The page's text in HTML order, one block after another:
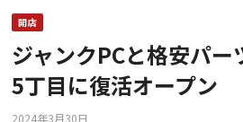
開店
ジャンクPCと格安パ
5丁目に復活オープン
2024年3月30日